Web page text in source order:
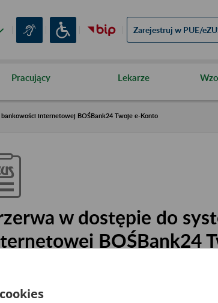
Zarejestruj w PUE/
Pracujący Lekarze
internetowej BOŚBank24 Twoje e-Konto
w dostępie do
BOŚBank24
2016